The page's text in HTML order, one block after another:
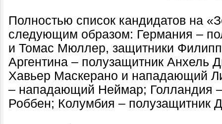
Полностью список кандидатов на
следующим образом: Германия –
и Томас Мюллер, защитники
Аргентина – полузащитник Анхель
Хавьер Маскерано и нападающий
– нападающий Неймар; Голландия
Роббен; Колумбия – полузащитник